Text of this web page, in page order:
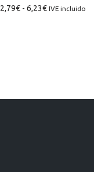
2,79€ - 6,23€ IVE incluido